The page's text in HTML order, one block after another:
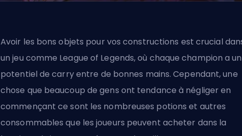
Avoir les bons objets pour vos constructions est crucial
un jeu comme League of Legends, où chaque champion a un
potentiel de carry entre de bonnes mains. Cependant, une
chose que beaucoup de gens ont tendance à négliger en
commençant ce sont les nombreuses potions et autres
consommables que les joueurs peuvent acheter dans la